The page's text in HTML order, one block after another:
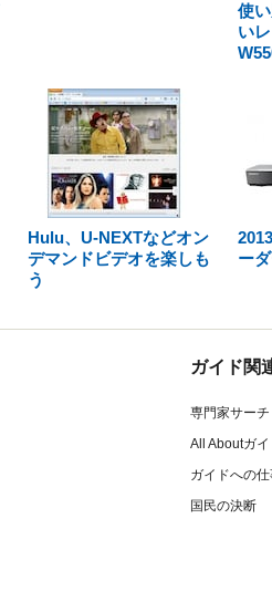
使
い
Hulu、U-NEXTなどオン
デマンドビデオを楽しも
う
ー
ガイド関
専門家サーチ
All Aboutガ
ガイドへの
国民の決断